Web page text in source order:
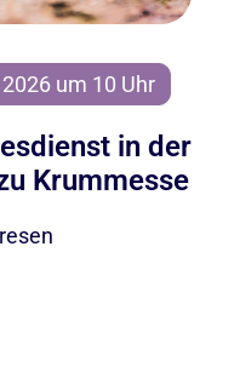
um 10 Uhr
in der
Krummesse